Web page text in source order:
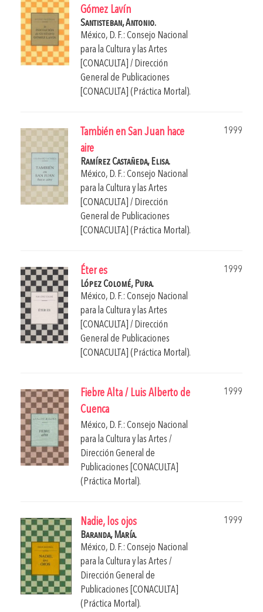
Gómez Lavín
Santisteban, Antonio.
México, D. F.: Consejo Nacional
para la Cultura y las Artes
[CONACULTA] / Dirección
General de Publicaciones
[CONACULTA] (Práctica Mortal).
También en San Juan hace
aire
1999
Ramírez Castañeda, Elisa.
México, D. F.: Consejo Nacional
para la Cultura y las Artes
[CONACULTA] / Dirección
General de Publicaciones
[CONACULTA] (Práctica Mortal).
Éter es
1999
López Colomé, Pura.
México, D. F.: Consejo Nacional
para la Cultura y las Artes
[CONACULTA] / Dirección
General de Publicaciones
[CONACULTA] (Práctica Mortal).
Fiebre Alta / Luis Alberto de
Cuenca
1999
México, D. F.: Consejo Nacional
para la Cultura y las Artes /
Dirección General de
Publicaciones [CONACULTA]
(Práctica Mortal).
Nadie, los ojos
1999
Baranda, María.
México, D. F.: Consejo Nacional
para la Cultura y las Artes /
Dirección General de
Publicaciones [CONACULTA]
(Práctica Mortal).